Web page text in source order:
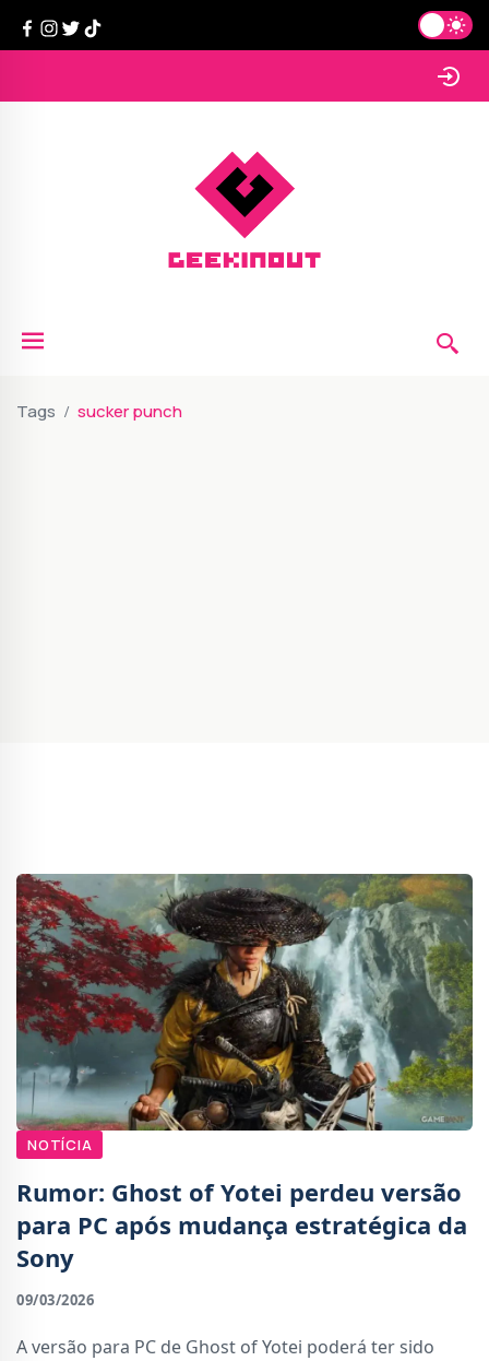
Tags sucker punch
NOTÍCIA
Rumor: Ghost of Yotei perdeu versão
para PC após mudança estratégica da
Sony
09/03/2026
A versão para PC de Ghost of Yotei poderá ter sido